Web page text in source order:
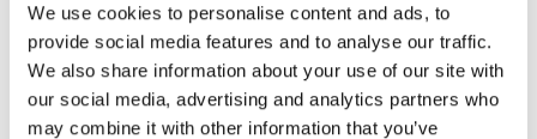
We use cookies to personalise content and ads, to
provide social media features and to analyse our traffic.
We also share information about your use of our site with
our social media, advertising and analytics partners who
may combine it with other information that you’ve